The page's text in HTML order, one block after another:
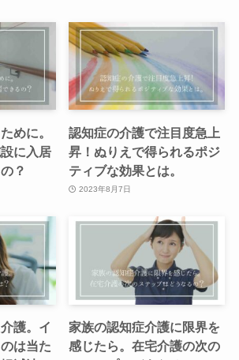
めに。
に入居
？
認知症の介護で注目度急上
昇！ぬりえで得られるポジ
ティブな効果とは。
2023年8月7日
護。イ
は当た
家族の認知症介護に限界を
感じたら。在宅介護の次の